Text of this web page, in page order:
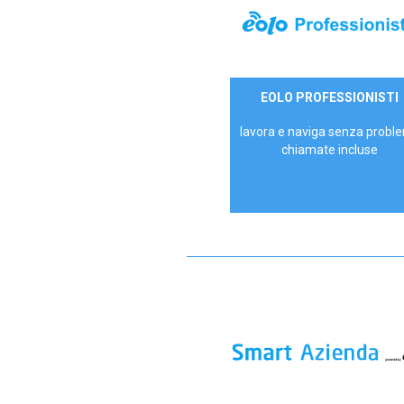
35,00 €/mese
EOLO PROFESSIONISTI
lavora e naviga senza
chiamate incluse